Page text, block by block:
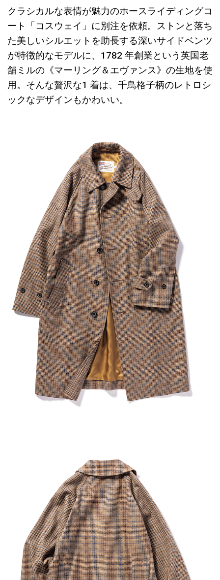
クラシカルな表情が魅力のホースライディングコ
ート「コスウェイ」に別注を依頼。ストンと落ち
た美しいシルエットを助長する深いサイドベンツ
が特徴的なモデルに、1782 年創業という英国老
舗ミルの《マーリング＆エヴァンス》の生地を使
用。そんな贅沢な1 着は、千鳥格子柄のレトロシ
ックなデザインもかわいい。